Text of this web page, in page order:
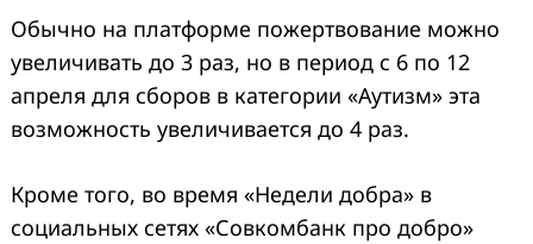
Обычно на платформе пожертвование можно
увеличивать до 3 раз, но в период с 6 по 12
апреля для сборов в категории «Аутизм» эта
возможность увеличивается до 4 раз.
Кроме того, во время «Недели добра» в
социальных сетях «Совкомбанк про добро»